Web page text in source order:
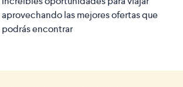
aprovechando las mejores ofertas que
podrás encontrar